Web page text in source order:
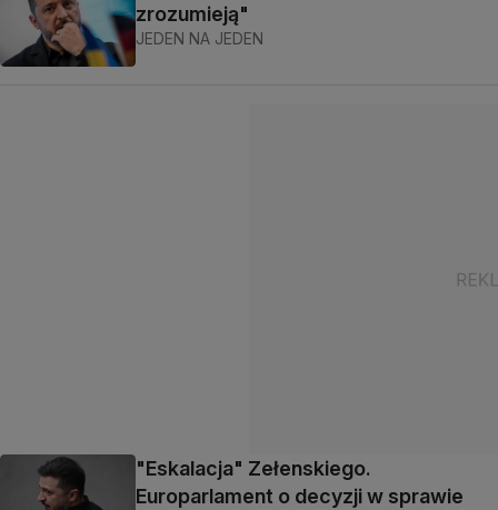
zrozumieją"
JEDEN NA JEDEN
"Eskalacja" Zełenskiego.
Europarlament o decyzji w sprawie